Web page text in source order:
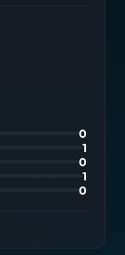
0
1
0
1
0